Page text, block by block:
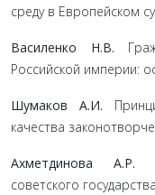
среду в Европейском
Василенко Н.В.
Российской империи:
Шумаков А.И.
качества
Ахметдинова А.Р.
советского